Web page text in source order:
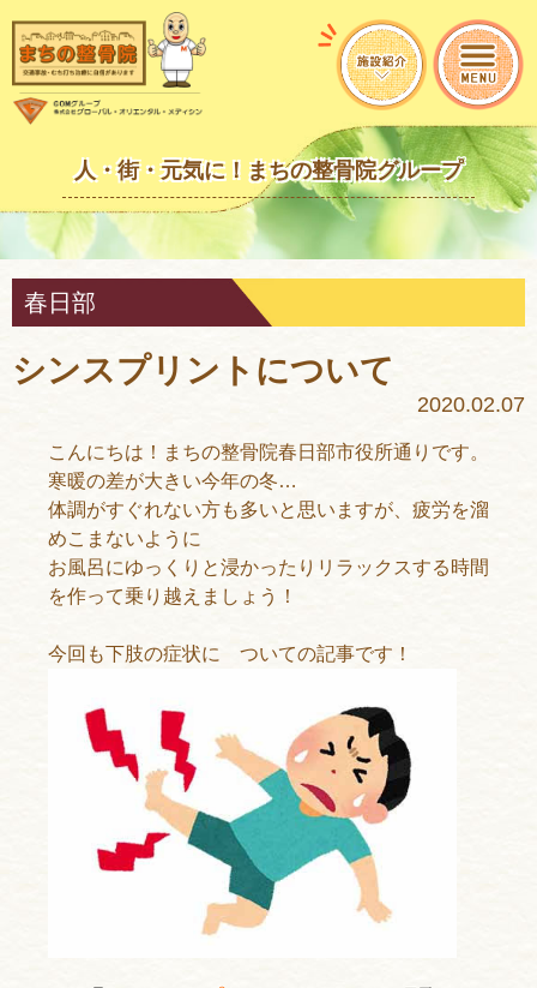
人・街・元気に！まちの整骨院グループ
春日部
シンスプリントについて
2020.02.07
こんにちは！まちの整骨院春日部市役所通りです。
寒暖の差が大きい今年の冬…
体調がすぐれない方も多いと思いますが、疲労を溜
めこまないように
お風呂にゆっくりと浸かったりリラックスする時間
を作って乗り越えましょう！
今回も下肢の症状に ついての記事です！